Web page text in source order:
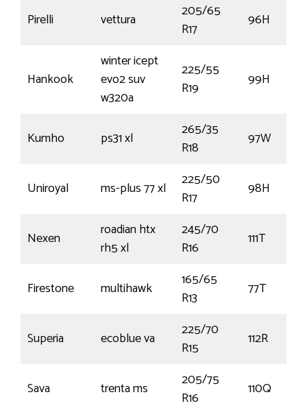
Pirelli vettura
205/65
R17
96H
Hankook
winter icept
evo2 suv
w320a
225/55
R19
99H
Kumho ps31 xl
265/35
R18
97W
Uniroyal ms-plus 77 xl
225/50
R17
98H
Nexen
roadian htx
rh5 xl
245/70
R16
111T
Firestone multihawk
165/65
R13
77T
Superia ecoblue va
225/70
R15
112R
Sava trenta ms
205/75
R16
110Q